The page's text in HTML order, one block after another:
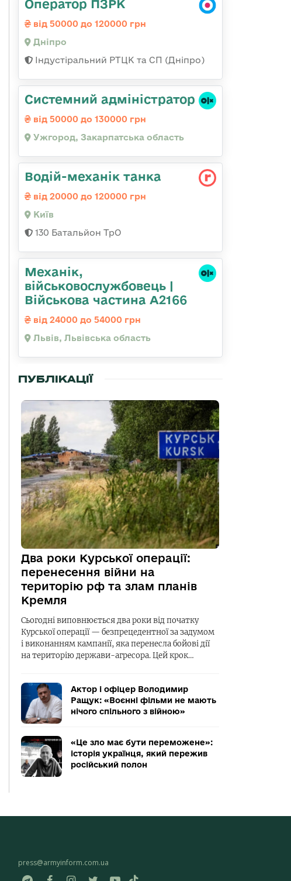
Оператор ПЗРК
від 50000 до 120000 грн
Дніпро
Індустіральний РТЦК та СП (Дніпро)
Системний адміністратор
від 50000 до 130000 грн
Ужгород, Закарпатська область
Водій-механік танка
від 20000 до 120000 грн
Київ
130 Батальйон ТрО
Механік,
військовослужбовець |
Військова частина А2166
від 24000 до 54000 грн
Львів, Львівська область
ПУБЛІКАЦІЇ
Два роки Курської операції:
перенесення війни на
територію рф та злам планів
Кремля
Сьогодні виповнюється два роки від початку
Курської операції — безпрецедентної за задумом
і виконанням кампанії, яка перенесла бойові дії
на територію держави-агресора. Цей крок…
Актор і офіцер Володимир
Ращук: «Воєнні фільми не мають
нічого спільного з війною»
«Це зло має бути переможене»:
історія українця, який пережив
російський полон
press@armyinform.com.ua